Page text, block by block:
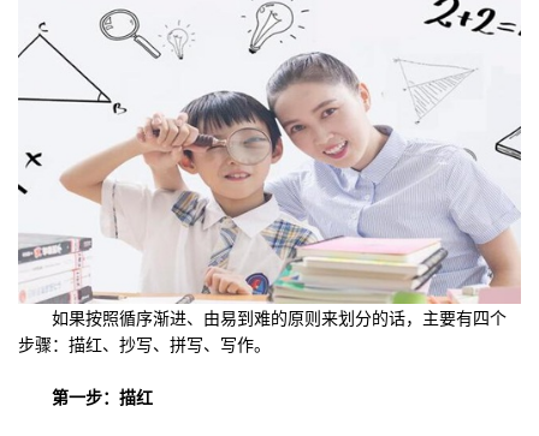
如果按照循序渐进、由易到难的原则来划分的话，主要有四个
步骤：描红、抄写、拼写、写作。
第一步：描红